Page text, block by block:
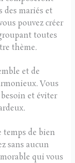
des mariés et
pouvez créer
toutes
thème.
et de
Vous
et éviter
temps de bien
sans aucun
qui vous